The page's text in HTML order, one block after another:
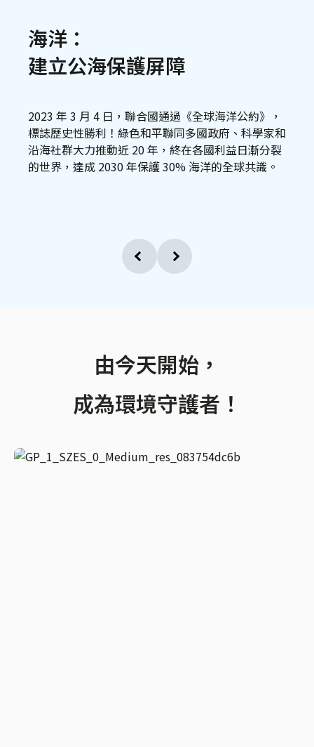
海洋：
建立公海保護屏障
2023 年 3 月 4 日，聯合國通過《全球海洋公約》，
標誌歷史性勝利！綠色和平聯同多國政府、科學家和
沿海社群大力推動近 20 年，終在各國利益日漸分裂
的世界，達成 2030 年保護 30% 海洋的全球共識。
由今天開始，
成為環境守護者！